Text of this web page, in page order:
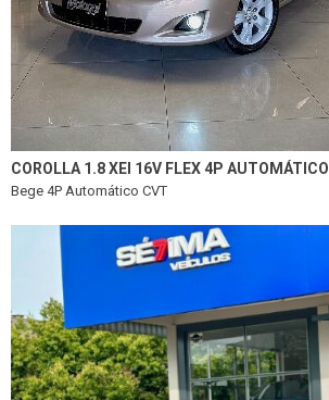
COROLLA 1.8 XEI 16V FLEX 4P AUTOMÁTICO
Bege 4P Automático CVT